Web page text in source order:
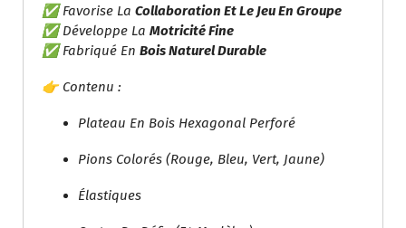
✅ Favorise La Collaboration Et Le Jeu En Groupe
✅ Développe La Motricité Fine
✅ Fabriqué En Bois Naturel Durable
👉 Contenu :
Plateau En Bois Hexagonal Perforé
Pions Colorés (rouge, Bleu, Vert, Jaune)
Élastiques